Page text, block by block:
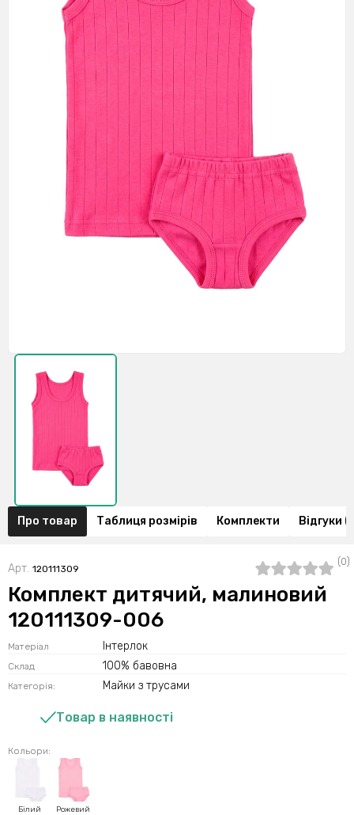
Про товар Таблиця розмірів Комплекти Відгуки
Арт. 120111309
(0)
Комплект дитячий, малиновий
120111309-006
Матеріал Інтерлок
Склад 100% бавовна
Категорія: Майки з трусами
Товар в наявності
Кольори:
Білий Рожевий